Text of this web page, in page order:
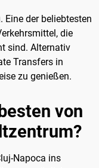
der beliebtesten
die
sind. Alternativ
Transfers in
zu genießen.
von
Napoca ins